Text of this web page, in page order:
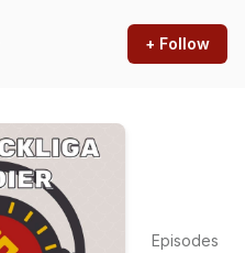
+ Follow
Episodes